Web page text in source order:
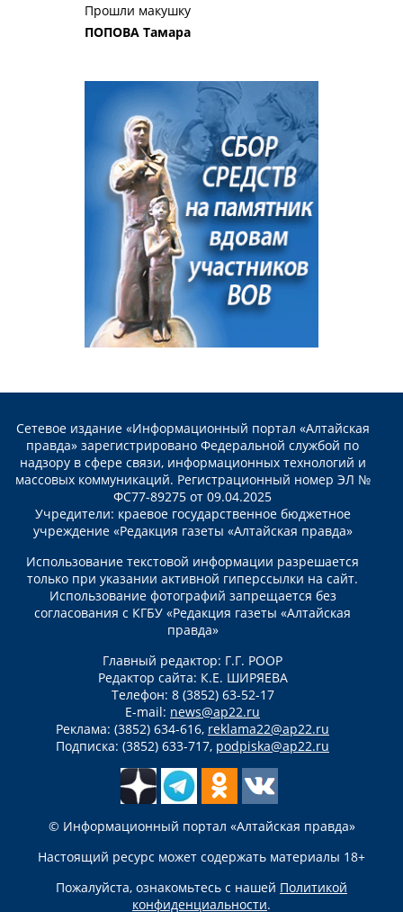
Прошли макушку
ПОПОВА Тамара
Сетевое издание «Информационный портал «Алтайская
правда» зарегистрировано Федеральной службой по
надзору в сфере связи, информационных технологий и
массовых коммуникаций. Регистрационный номер ЭЛ №
ФС77-89275 от 09.04.2025
Учредители: краевое государственное бюджетное
учреждение «Редакция газеты «Алтайская правда»
Использование текстовой информации разрешается
только при указании активной гиперссылки на сайт.
Использование фотографий запрещается без
согласования с КГБУ «Редакция газеты «Алтайская
правда»
Главный редактор: Г.Г. РООР
Редактор сайта: К.Е. ШИРЯЕВА
Телефон: 8 (3852) 63-52-17
E-mail: news@ap22.ru
Реклама: (3852) 634-616, reklama22@ap22.ru
Подписка: (3852) 633-717, podpiska@ap22.ru
© Информационный портал «Алтайская правда»
Настоящий ресурс может содержать материалы 18+
Пожалуйста, ознакомьтесь с нашей Политикой
конфиденциальности.